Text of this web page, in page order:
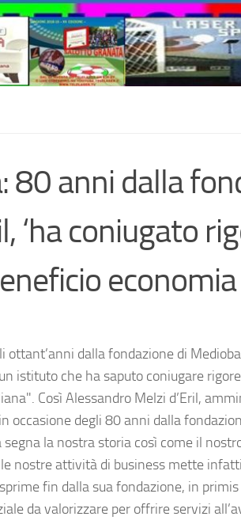
80 anni dalla
‘ha coniugato
economia
ottant’anni dalla fondazione di
istituto che ha saputo coniugare
Così Alessandro Melzi d’Eril,
occasione degli 80 anni dalla
la nostra storia così come il
nostre attività di business mette
fin dalla sua fondazione, in
da valorizzare per offrire servizi